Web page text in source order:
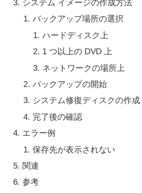
システム イメージの作成方法
バックアップ場所の選択
ハードディスク上
1 つ以上の DVD 上
ネットワークの場所上
バックアップの開始
システム修復ディスクの作成
完了後の確認
エラー例
保存先が表示されない
関連
参考